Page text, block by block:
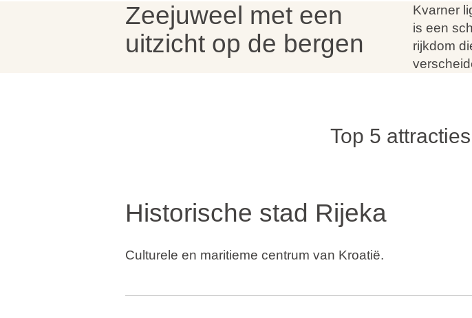
Zeejuweel met een
uitzicht op de bergen
Kvarner
is een
rijkdom
Top 5
Historische stad Rijeka
Culturele en maritieme centrum van Kroatië.